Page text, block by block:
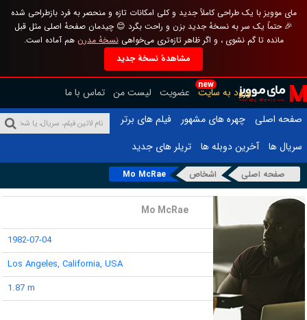
مای موویز با یک طراحی کاملاً جدید و کلی امکانات تازه و منحصر به فرد بازطراحی شده
🎉 حتماً یک سر به نسخهٔ جدید بزن و راحت بگرد 😊 چیدمان صفحهٔ اصلی مثل قبل
مانده تا گم نشوی ، و اگر ظاهر تازه‌تری می‌خواهینسخهٔ مدرن هم آماده است.
مشاهدهٔ نسخهٔ جدید
new
ورود به سایت عضویت لیست من تماس با ما
صفحه اصلی
چهره های مشهور
فیلم های برتر
سریال ها
آخرین دوبله ها تریلر های جدید
صفحه اصلی اشخاص Mo McRae
Mo McRae
تاریخ تولد :
1982-07-04
محل تولد :
Los Angeles, California, USA
1.87 m
لقب :